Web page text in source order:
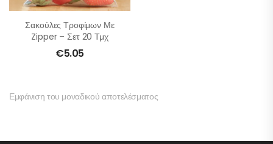
Σακούλες Τροφίμων Με
Zipper – Σετ 20 Τμχ
€5.05
Εμφάνιση του μοναδικού αποτελέσματος